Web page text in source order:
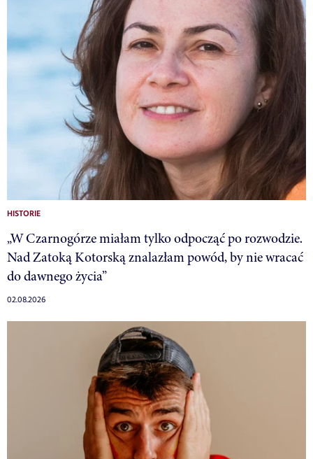
HISTORIE
„W Czarnogórze miałam tylko odpocząć po rozwodzie.
Nad Zatoką Kotorską znalazłam powód, by nie wracać
do dawnego życia”
02.08.2026